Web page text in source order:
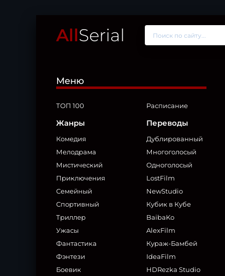
AllSerial
Меню
ТОП 100
Жанры
Комедия
Мелодрама
Мистический
Приключения
Семейный
Спортивный
Триллер
Ужасы
Фантастика
Фэнтези
Боевик
Расписание
Переводы
Дублированный
Многоголосый
Одноголосый
LostFilm
NewStudio
Кубик в Кубе
BaibaKo
AlexFilm
Кураж-Бамбей
IdeaFilm
HDRezka Studio